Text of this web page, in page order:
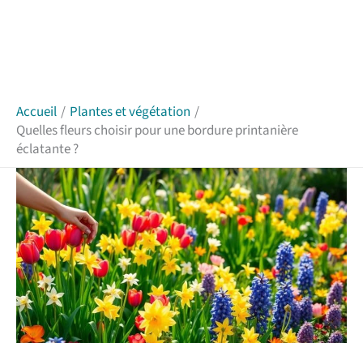
Accueil
Plantes et végétation
Quelles fleurs choisir pour une bordure printanière
éclatante ?